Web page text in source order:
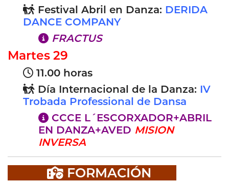
Festival Abril en Danza: DERIDA
DANCE COMPANY
FRACTUS
Martes 29
11.00 horas
Día Internacional de la Danza: IV
Trobada Professional de Dansa
CCCE L´ESCORXADOR+ABRIL
EN DANZA+AVED MISION
INVERSA
FORMACIÓN